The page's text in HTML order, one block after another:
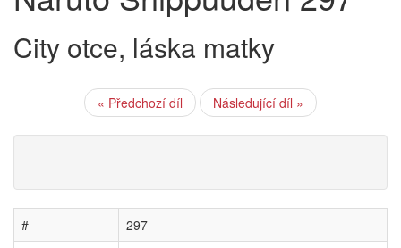
City otce, láska matky
« Předchozí díl Následující díl »
#
297